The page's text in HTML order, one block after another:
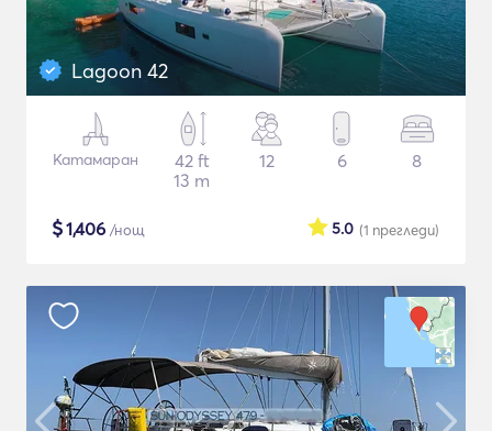
Lagoon 42
Катамаран
42 ft
13 m
12 6 8
$1,406 /нощ (1 прегледи)
5.0